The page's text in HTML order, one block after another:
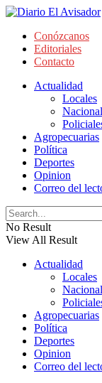
Conózcanos
Editoriales
Contacto
Actualidad
Locales
Agropecuarias
Política
Deportes
Opinion
Correo del
No Result
View All Result
Actualidad
Locales
Agropecuarias
Política
Deportes
Opinion
Correo del